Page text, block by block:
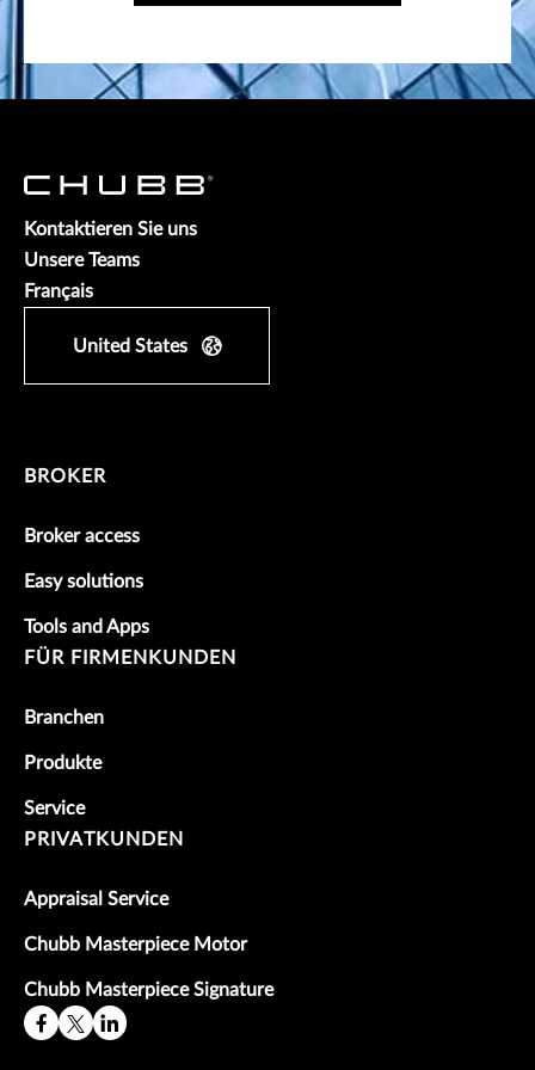
Kontaktieren Sie uns
Unsere Teams
Français
United States
BROKER
Broker access
Easy solutions
Tools and Apps
FÜR FIRMENKUNDEN
Branchen
Produkte
Service
PRIVATKUNDEN
Appraisal Service
Chubb Masterpiece Motor
Chubb Masterpiece Signature